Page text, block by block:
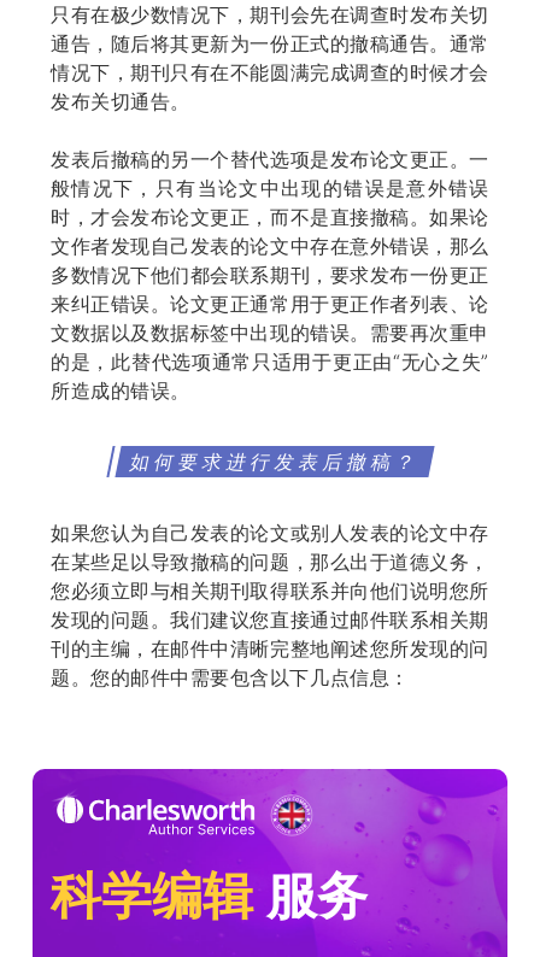
只有在极少数情况下，期刊会先在调查时发布关切
通告，随后将其更新为一份正式的撤稿通告。通常
情况下，期刊只有在不能圆满完成调查的时候才会
发布关切通告。
发表后撤稿的另一个替代选项是发布论文更正。一
般情况下，只有当论文中出现的错误是意外错误
时，才会发布论文更正，而不是直接撤稿。如果论
文作者发现自己发表的论文中存在意外错误，那么
多数情况下他们都会联系期刊，要求发布一份更正
来纠正错误。论文更正通常用于更正作者列表、论
文数据以及数据标签中出现的错误。需要再次重申
的是，此替代选项通常只适用于更正由“无心之失”
所造成的错误。
如何要求进行发表后撤稿？
如果您认为自己发表的论文或别人发表的论文中存
在某些足以导致撤稿的问题，那么出于道德义务，
您必须立即与相关期刊取得联系并向他们说明您所
发现的问题。我们建议您直接通过邮件联系相关期
刊的主编，在邮件中清晰完整地阐述您所发现的问
题。您的邮件中需要包含以下几点信息：
科学编辑服务